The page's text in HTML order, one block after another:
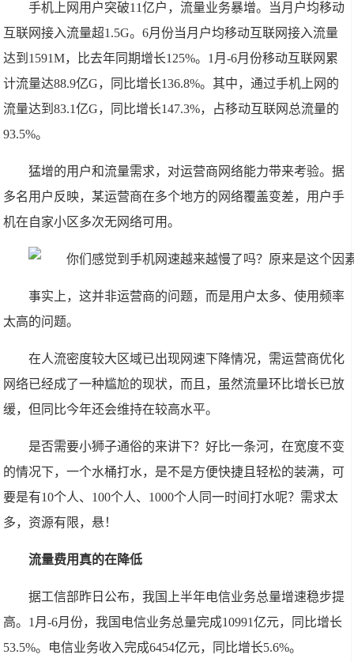
手机上网用户突破11亿户，流量业务暴增。当月户均移动
互联网接入流量超1.5G。6月份当月户均移动互联网接入流量
达到1591M，比去年同期增长125%。1月-6月份移动互联网累
计流量达88.9亿G，同比增长136.8%。其中，通过手机上网的
流量达到83.1亿G，同比增长147.3%，占移动互联网总流量的
93.5%。
猛增的用户和流量需求，对运营商网络能力带来考验。据
多名用户反映，某运营商在多个地方的网络覆盖变差，用户手
机在自家小区多次无网络可用。
事实上，这并非运营商的问题，而是用户太多、使用频率
太高的问题。
在人流密度较大区域已出现网速下降情况，需运营商优化
网络已经成了一种尴尬的现状，而且，虽然流量环比增长已放
缓，但同比今年还会维持在较高水平。
是否需要小狮子通俗的来讲下？好比一条河，在宽度不变
的情况下，一个水桶打水，是不是方便快捷且轻松的装满，可
要是有10个人、100个人、1000个人同一时间打水呢？需求太
多，资源有限，悬！
流量费用真的在降低
据工信部昨日公布，我国上半年电信业务总量增速稳步提
高。1月-6月份，我国电信业务总量完成10991亿元，同比增长
53.5%。电信业务收入完成6454亿元，同比增长5.6%。